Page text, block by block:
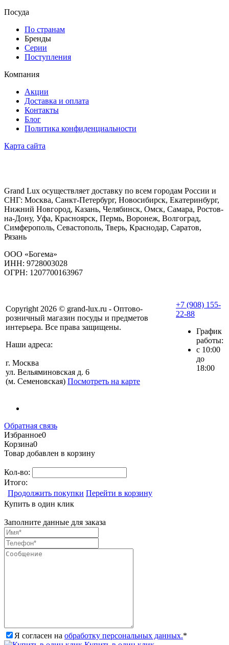
Посуда
По странам
Бренды
Серии
Поступления
Компания
Акции
Доставка и оплата
Контакты
Блог
Политика конфиденциальности
Карта сайта
Grand Lux осуществляет доставку по всем городам России и
СНГ: Москва, Санкт-Петербург, Новосибирск, Екатеринбург,
Нижний Новгород, Казань, Челябинск, Омск, Самара, Ростов-
на-Дону, Уфа, Красноярск, Пермь, Воронеж, Волгоград,
Симферополь, Севастополь, Тверь, Краснодар, Саратов,
Рязань
ООО «Богема»
ИНН: 9728003028
ОГРН: 1207700163967
Copyright 2026 © grand-lux.ru - Оптово-
розничный магазин посуды и предметов
интерьера. Все права защищены.
Наши адреса:
г. Москва
ул. Вельяминовская д. 6
(м. Семеновская) Посмотреть на карте
+7 (908) 155-
22-88
График
работы:
с 10:00
до
18:00
Обратная связь
Избранное0
Корзина0
Товар добавлен в корзину
Кол-во:
Итого:
Продолжить покупки Перейти в корзину
Купить в один клик
Заполните данные для заказа
Я согласен на обработку персональных данных.*